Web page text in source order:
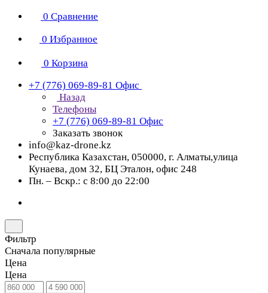
0 Сравнение
0 Избранное
0 Корзина
+7 (776) 069-89-81 Офис
Назад
Телефоны
+7 (776) 069-89-81 Офис
Заказать звонок
info@kaz-drone.kz
Республика Казахстан, 050000, г. Алматы,улица
Кунаева, дом 32, БЦ Эталон, офис 248
Пн. – Вскр.: с 8:00 до 22:00
Фильтр
Сначала популярные
Цена
Цена